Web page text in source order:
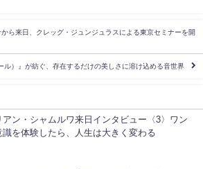
ら来日、クレッグ・ジュンジュラスによる東京セミナーを開
ル）』が紡ぐ、存在するだけの美しさに溶け込める音世界
アン・シャムルワ来日インタビュー〈3〉ワン
識を体験したら、人生は大きく変わる